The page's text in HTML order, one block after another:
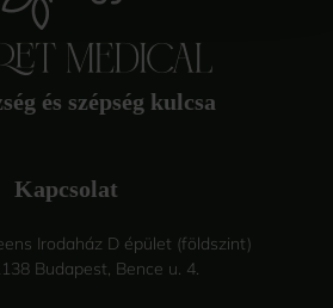
és szépség kulcsa
Kapcsolat
Irodaház D épület (földszint)
Budapest, Bence u. 4.